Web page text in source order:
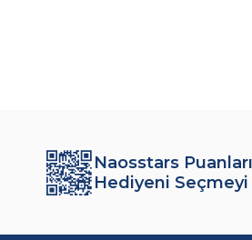
Naosstars
Hediyeni